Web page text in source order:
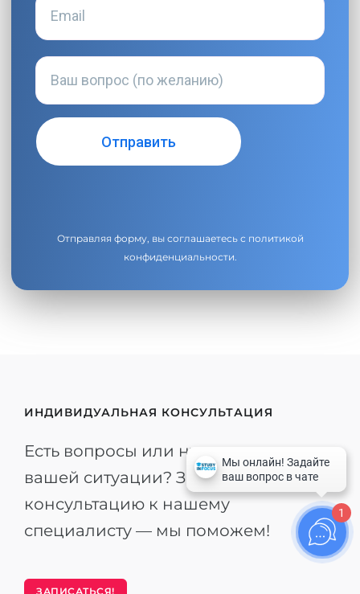
Отправляя форму, вы соглашаетесь с политикой
конфиденциальности.
ИНДИВИДУАЛЬНАЯ КОНСУЛЬТАЦИЯ
Есть вопросы или нужна помощь в
вашей ситуации? Запишитесь на
консультацию к нашему
специалисту — мы поможем!
ЗАПИСАТЬСЯ!
1